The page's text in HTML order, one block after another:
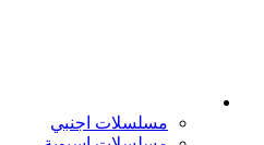
مسلسلات اجنبي